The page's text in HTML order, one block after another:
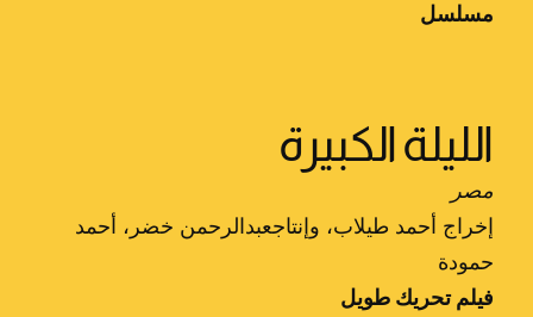
مسلسل
الليلة الكبيرة
مصر
إخراج أحمد طيلاب، وإنتاجعبدالرحمن خضر، أحمد
حمودة
فيلم تحريك طويل